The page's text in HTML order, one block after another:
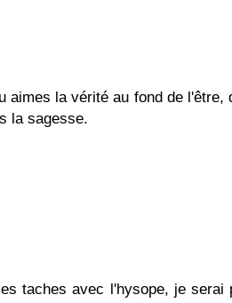
aimes la vérité au fond de l'être,
la sagesse.
taches avec l'hysope, je serai